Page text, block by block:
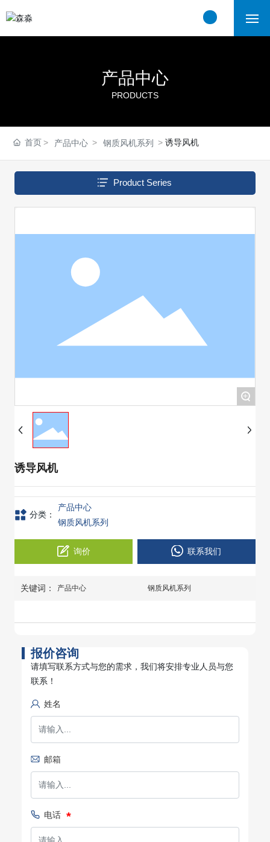
工程案例
产品中心
PRODUCTS
首页 产品中心 钢质风机系列 诱导风机
Product Series
+
诱导风机
分类：
产品中心
钢质风机系列
询价 联系我们
关键词： 产品中心 钢质风机系列
报价咨询
请填写联系方式与您的需求，我们将安排专业人员与您
联系！
姓名
邮箱
电话